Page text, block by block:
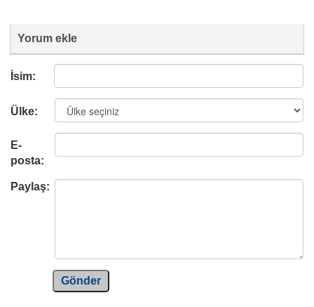
Yorum ekle
İsim:
Ülke:
E-
posta:
Paylaş:
Gönder